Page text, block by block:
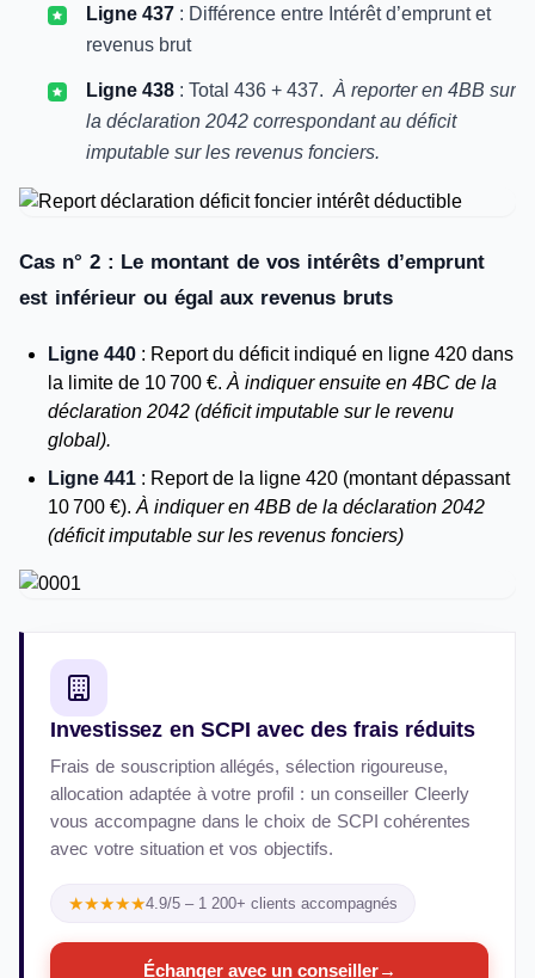
Ligne 437 : Différence entre Intérêt d’emprunt et
revenus brut
Ligne 438 : Total 436 + 437. À reporter en 4BB sur
la déclaration 2042 correspondant au déficit
imputable sur les revenus fonciers.
Cas n° 2 : Le montant de vos intérêts d’emprunt
est inférieur ou égal aux revenus bruts
Ligne 440 : Report du déficit indiqué en ligne 420 dans
la limite de 10 700 €. À indiquer ensuite en 4BC de la
déclaration 2042 (déficit imputable sur le revenu
global).
Ligne 441 : Report de la ligne 420 (montant dépassant
10 700 €). À indiquer en 4BB de la déclaration 2042
(déficit imputable sur les revenus fonciers)
Investissez en SCPI avec des frais réduits
Frais de souscription allégés, sélection rigoureuse,
allocation adaptée à votre profil : un conseiller Cleerly
vous accompagne dans le choix de SCPI cohérentes
avec votre situation et vos objectifs.
★★★★★4.9/5 – 1 200+ clients accompagnés
Échanger avec un conseiller→